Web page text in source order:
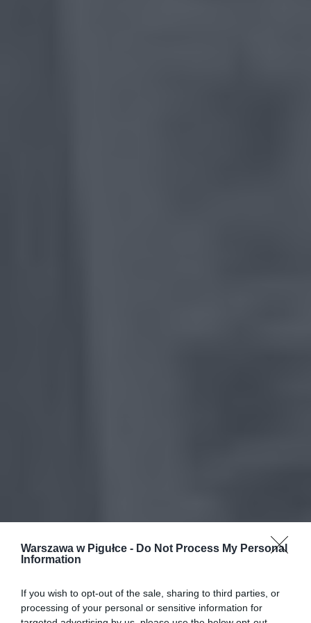
Warszawa w Pigułce - Do Not Process My Personal
Information
If you wish to opt-out of the sale, sharing to third parties, or
processing of your personal or sensitive information for